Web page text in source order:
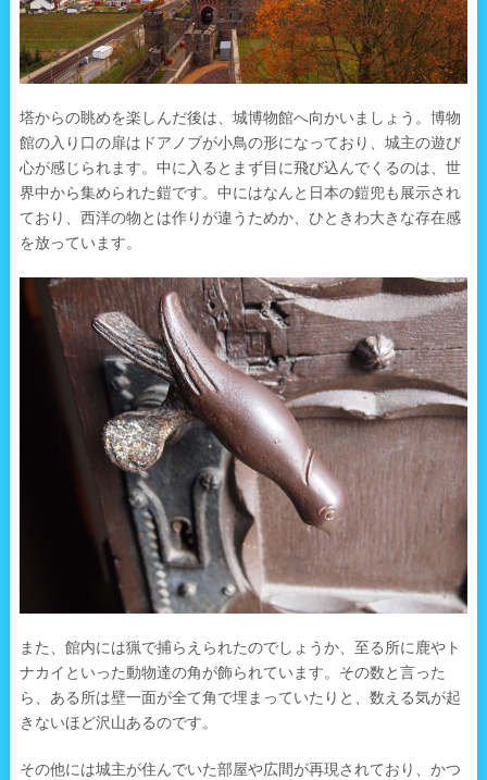
塔からの眺めを楽しんだ後は、城博物館へ向かいましょう。博物
館の入り口の扉はドアノブが小鳥の形になっており、城主の遊び
心が感じられます。中に入るとまず目に飛び込んでくるのは、世
界中から集められた鎧です。中にはなんと日本の鎧兜も展示され
ており、西洋の物とは作りが違うためか、ひときわ大きな存在感
を放っています。
また、館内には猟で捕らえられたのでしょうか、至る所に鹿やト
ナカイといった動物達の角が飾られています。その数と言った
ら、ある所は壁一面が全て角で埋まっていたりと、数える気が起
きないほど沢山あるのです。
その他には城主が住んでいた部屋や広間が再現されており、かつ